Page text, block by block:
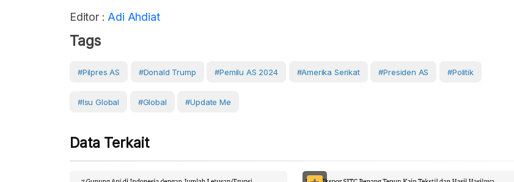
Editor : Adi Ahdiat
Tags
#Pilpres AS #Donald Trump #Pemilu AS 2024 #Amerika Serikat #Presiden AS #Politik
#Isu Global #Global #Update Me
Data Terkait